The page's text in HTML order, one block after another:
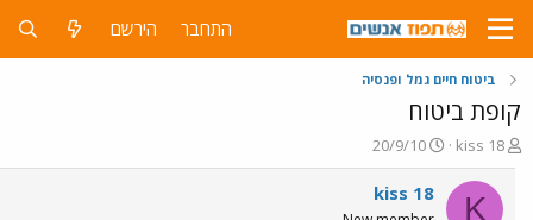
התחבר הירשם
ביטוח חיים גמל ופנסיה
קופת ביטוח
פ
ו
ת
ח
kiss 18
פ
ו
ר
20/9/10
K
kiss 18